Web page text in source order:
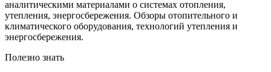
аналитическими материалами о системах отопления,
утепления, энергосбережения. Обзоры отопительного и
климатического оборудования, технологий утепления и
энергосбережения.
Полезно знать